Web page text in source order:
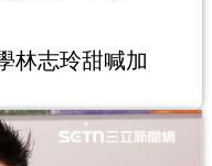
林志玲甜喊加